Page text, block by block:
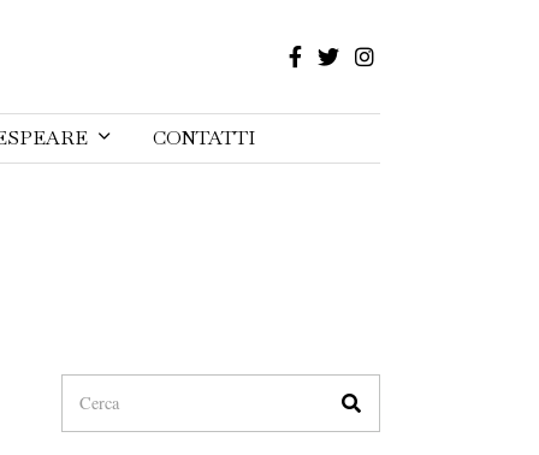
CONTATTI